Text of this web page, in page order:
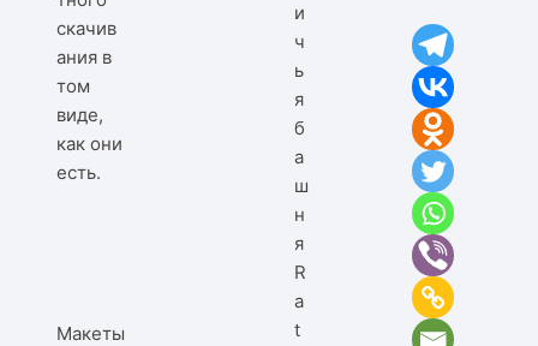
скачив
ания в
том
виде,
как они
есть.
Макеты
и
ч
ь
я
б
а
ш
н
я
R
a
t